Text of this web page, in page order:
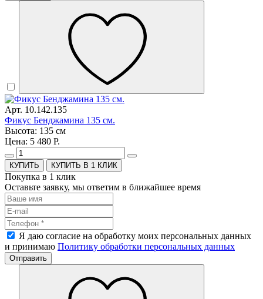
Арт. 10.142.135
Фикус Бенджамина 135 см.
Высота: 135 см
Цена: 5 480 Р.
КУПИТЬ В 1 КЛИК
Покупка в 1 клик
Оставьте заявку, мы ответим в ближайшее время
Я даю согласие на обработку моих персональных данных
и принимаю Политику обработки персональных данных
Отправить